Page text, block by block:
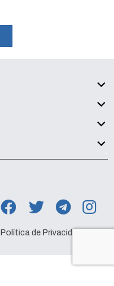
Política de Privacidad